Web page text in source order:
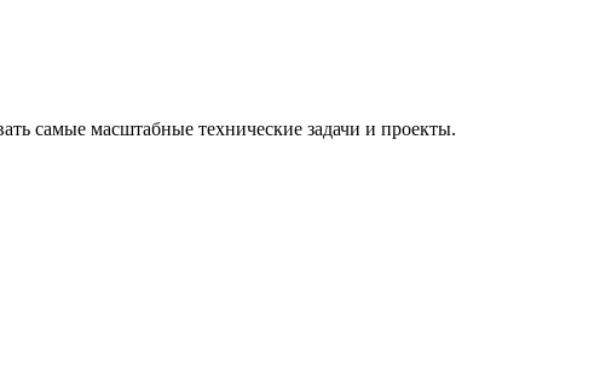
самые масштабные технические задачи и проекты.